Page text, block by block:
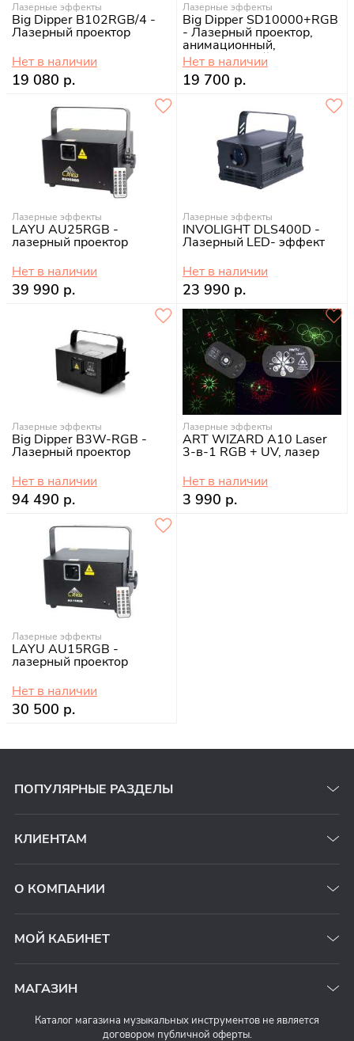
Лазерные эффекты
Big Dipper B102RGB/4 -
Лазерный проектор
Нет в наличии
19 080 р.
Лазерные эффекты
Big Dipper SD10000+RGB
- Лазерный проектор,
анимационный,
полноцветный
Нет в наличии
19 700 р.
Лазерные эффекты
LAYU AU25RGB -
лазерный проектор
Нет в наличии
39 990 р.
Лазерные эффекты
INVOLIGHT DLS400D -
Лазерный LED- эффект
Нет в наличии
23 990 р.
Лазерные эффекты
Big Dipper B3W-RGB -
Лазерный проектор
Нет в наличии
94 490 р.
Лазерные эффекты
ART WIZARD A10 Laser
3-в-1 RGB + UV, лазер
Нет в наличии
3 990 р.
Лазерные эффекты
LAYU AU15RGB -
лазерный проектор
Нет в наличии
30 500 р.
ПОПУЛЯРНЫЕ РАЗДЕЛЫ
КЛИЕНТАМ
О КОМПАНИИ
МОЙ КАБИНЕТ
МАГАЗИН
Каталог магазина музыкальных инструментов не является
договором публичной оферты.